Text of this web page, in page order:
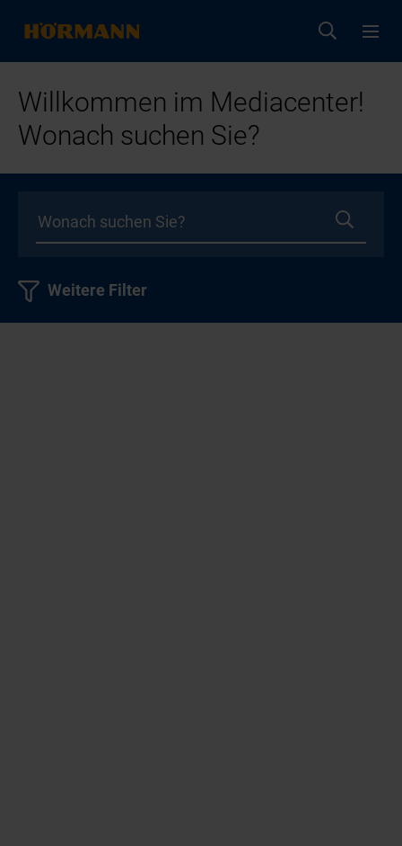
Willkommen im Mediacenter!
Wonach suchen Sie?
Weitere Filter